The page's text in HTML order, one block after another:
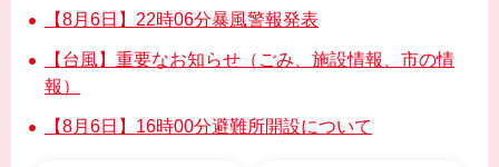
【8月6日】22時06分暴風警報発表
【台風】重要なお知らせ（ごみ、施設情報、市の情
報）
【8月6日】16時00分避難所開設について